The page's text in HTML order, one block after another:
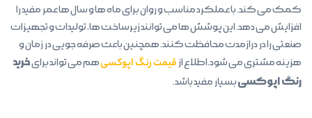
کمک می کند. با عملکرد مناسب و روان برای ماه ها و سال ها عمر مفید را
افزایش می دهد. این پوشش ها می توانند زیرساخت ها، تولیدات و تجهیزات
صنعتی را در درازمدت محافظت کنند. همچنین باعث صرفه جویی در زمان و
هزینه مشتری می شود.اطلاع ازقیمت رنگ اپوکسیهم می تواند برایخرید
رنگ اپوکسیبسیار مفید باشد.